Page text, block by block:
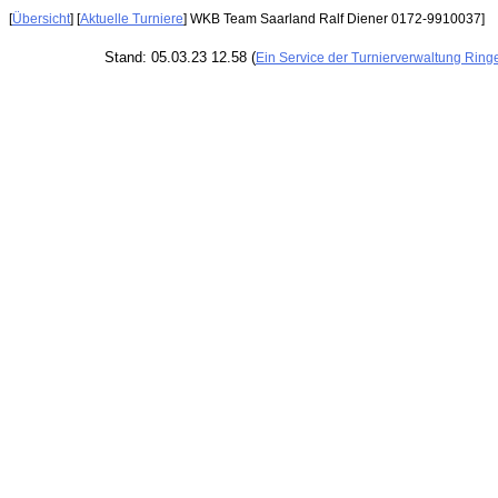
[Übersicht] [Aktuelle Turniere] WKB Team Saarland Ralf Diener 0172-9910037]
Stand: 05.03.23 12.58 (Ein Service der Turnierverwaltung